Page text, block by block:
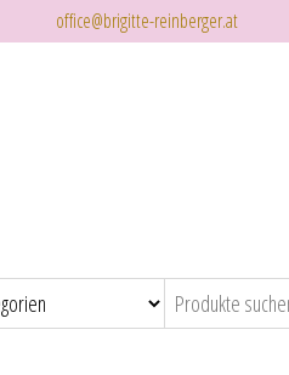
office@brigitte-reinberger.at